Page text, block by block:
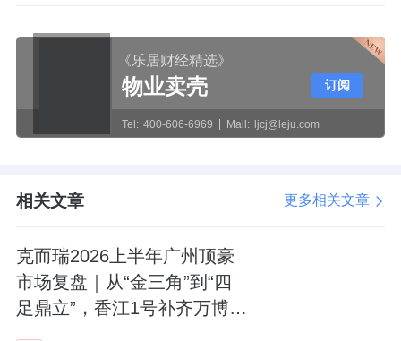
《乐居财经精选》
物业卖壳
Tel: 400-606-6969 Mail: ljcj@leju.com
订阅
相关文章 更多相关文章
克而瑞2026上半年广州顶豪
市场复盘｜从“金三角”到“四
足鼎立”，香江1号补齐万博千